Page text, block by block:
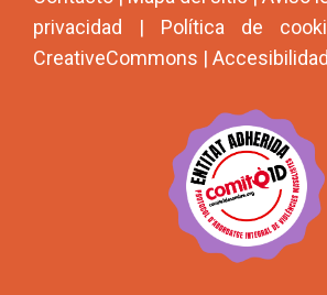
privacidad | Política de
CreativeCommons | Accesibilidad